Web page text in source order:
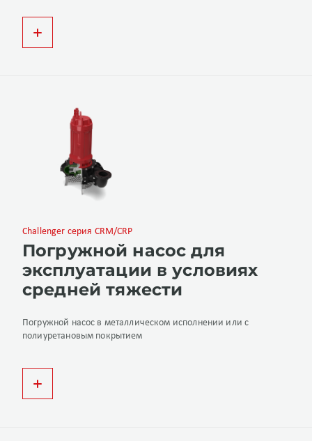
Challenger серия CRM/CRP
Погружной насос для
эксплуатации в условиях
средней тяжести
Погружной насос в металлическом исполнении или с
полиуретановым покрытием